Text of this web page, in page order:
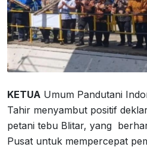
KETUA Umum Pandutani
Tahir menyambut positif
petani tebu Blitar, yang
Pusat untuk mempercepat